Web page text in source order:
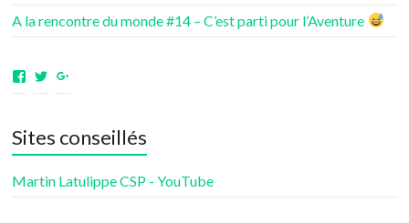
A la rencontre du monde #14 – C’est parti pour l’Aventure
Voir
aventuresdenotrevie
sur
Voir
Samsenie
sur
samsenie
sur
Sites conseillés
Martin Latulippe CSP - YouTube